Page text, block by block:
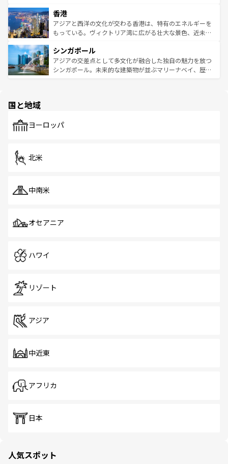
とつ。フォーやバインミー、ベトナムコーヒーなどは、ぜ
ひ現地で味わいたい。どの地域を訪れてもあたたかい人々
が旅行者を迎えてくれるので、きっと忘れられない旅にな
参照してほしい。
の活気が交差している。北部ではチェンマイなどの山岳地
帯で自然と触れ合い、南部ではプーケットやクラビの美し
いビーチでリゾート気分を楽しむことができる。タイ料理
激する。気候は一年中温暖で、どの季節にも異なる楽しみ
が待っている。親しみやすいタイの人々、仏教を中心とし
た文化、そして多様な観光資源が、訪れる旅人を魅了し続
香港
アジアと西洋の文化が交わる香港は、特有のエネルギーを
もっている。ヴィクトリア湾に広がる壮大な景色、近未来
み、どこを訪れても感動するはず。観光スポットが密集し
ており、効率よく見どころを回れるのも魅力。息をのむよ
うな絶景から文化的な体験まで、香港を存分に楽しみ尽く
シンガポール
アジアの交差点として多文化が融合した独自の魅力を放つ
シンガポール。未来的な建築物が並ぶマリーナベイ、歴史
で、ホーカーズは地元の風情を楽しめる外せないスポット
国と地域
ヨーロッパ
北米
中南米
オセアニア
ハワイ
リゾート
アジア
中近東
アフリカ
日本
人気スポット